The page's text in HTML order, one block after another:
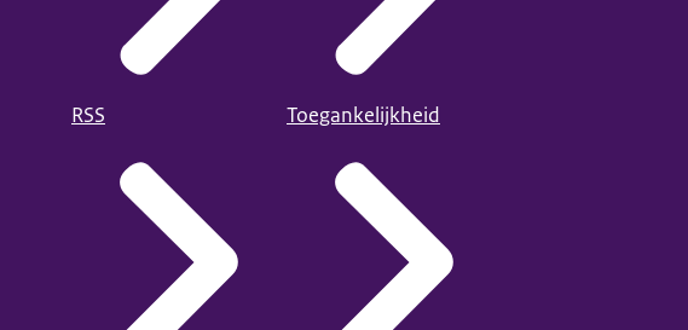
RSS Toegankelijkheid